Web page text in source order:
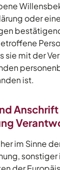
oder
sie mit der
ist.
im Sinne
sonstiger